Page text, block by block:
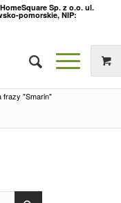
Sp. z o.o. ul.
pomorskie, NIP:
frazy "Smarin"